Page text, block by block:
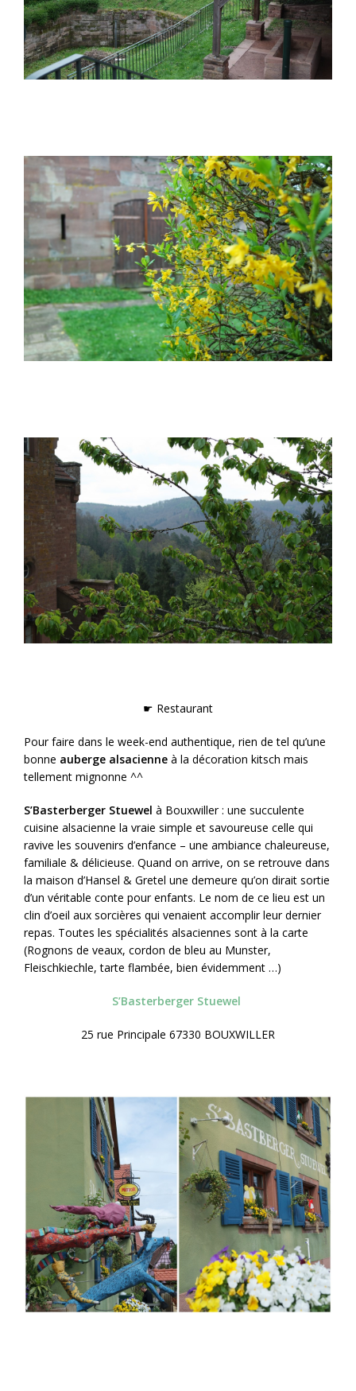
☛ Restaurant
Pour faire dans le week-end authentique, rien de tel qu’une
bonne auberge alsacienne à la décoration kitsch mais
tellement mignonne ^^
S’Basterberger Stuewel à Bouxwiller : une succulente
cuisine alsacienne la vraie simple et savoureuse celle qui
ravive les souvenirs d’enfance – une ambiance chaleureuse,
familiale & délicieuse. Quand on arrive, on se retrouve dans
la maison d’Hansel & Gretel une demeure qu’on dirait sortie
d’un véritable conte pour enfants. Le nom de ce lieu est un
clin d’oeil aux sorcières qui venaient accomplir leur dernier
repas. Toutes les spécialités alsaciennes sont à la carte
(Rognons de veaux, cordon de bleu au Munster,
Fleischkiechle, tarte flambée, bien évidemment …)
S’Basterberger Stuewel
25 rue Principale 67330 BOUXWILLER